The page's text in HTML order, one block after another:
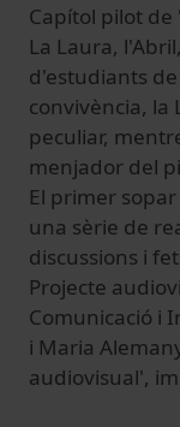
Capítol pilot de
La Laura,
d'estudiants
convivència,
peculiar,
menjador del
El primer
una sèrie de
discussions i
Projecte
Comunicació i
i Maria
audiovisual',